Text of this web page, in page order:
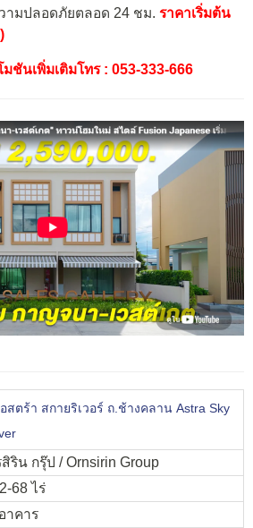
ามปลอดภัยตลอด 24 ชม. ราคาเริ่มต้น
ชันเพิ่มเติมโทร : 053-333-666
สตร้า สกายริเวอร์ ถ.ช้างคลาน Astra Sky
สิริน กรุ๊ป / Ornsirin Group
68 ไร่
าคาร